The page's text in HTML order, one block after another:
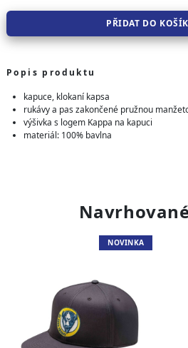
PŘIDAT DO
Popis produktu
kapuce, klokaní kapsa
rukávy a pas zakončené pružnou
výšivka s logem Kappa na kapuci
materiál: 100% bavlna
NOVINKA